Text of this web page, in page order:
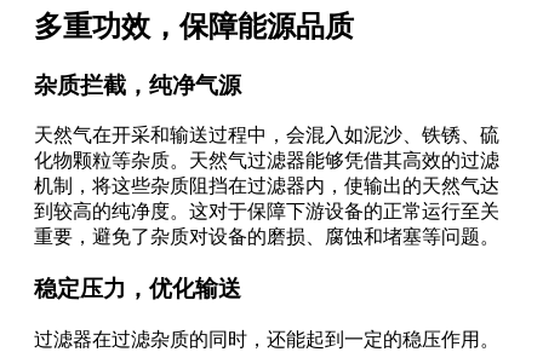
多重功效，保障能源品质
杂质拦截，纯净气源
天然气在开采和输送过程中，会混入如泥沙、铁锈、硫
化物颗粒等杂质。天然气过滤器能够凭借其高效的过滤
机制，将这些杂质阻挡在过滤器内，使输出的天然气达
到较高的纯净度。这对于保障下游设备的正常运行至关
重要，避免了杂质对设备的磨损、腐蚀和堵塞等问题。
稳定压力，优化输送
过滤器在过滤杂质的同时，还能起到一定的稳压作用。